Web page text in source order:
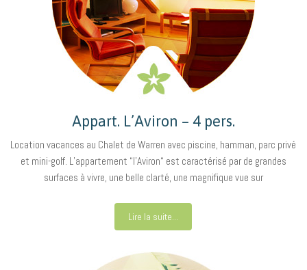
Appart. L’Aviron – 4 pers.
Location vacances au Chalet de Warren avec piscine, hamman, parc privé
et mini-golf. L’appartement “l’Aviron“ est caractérisé par de grandes
surfaces à vivre, une belle clarté, une magnifique vue sur
Lire la suite...